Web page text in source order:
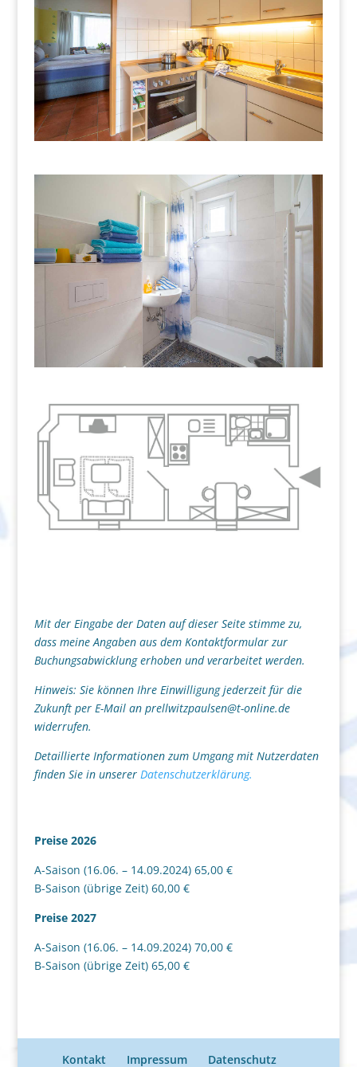
Mit der Eingabe der Daten auf dieser Seite stimme zu,
dass meine Angaben aus dem Kontaktformular zur
Buchungsabwicklung erhoben und verarbeitet werden.
Hinweis: Sie können Ihre Einwilligung jederzeit für die
Zukunft per E-Mail an prellwitzpaulsen@t-online.de
widerrufen.
Detaillierte Informationen zum Umgang mit Nutzerdaten
finden Sie in unserer Datenschutzerklärung.
Preise 2026
A-Saison (16.06. – 14.09.2024) 65,00 €
B-Saison (übrige Zeit) 60,00 €
Preise 2027
A-Saison (16.06. – 14.09.2024) 70,00 €
B-Saison (übrige Zeit) 65,00 €
Kontakt Impressum Datenschutz